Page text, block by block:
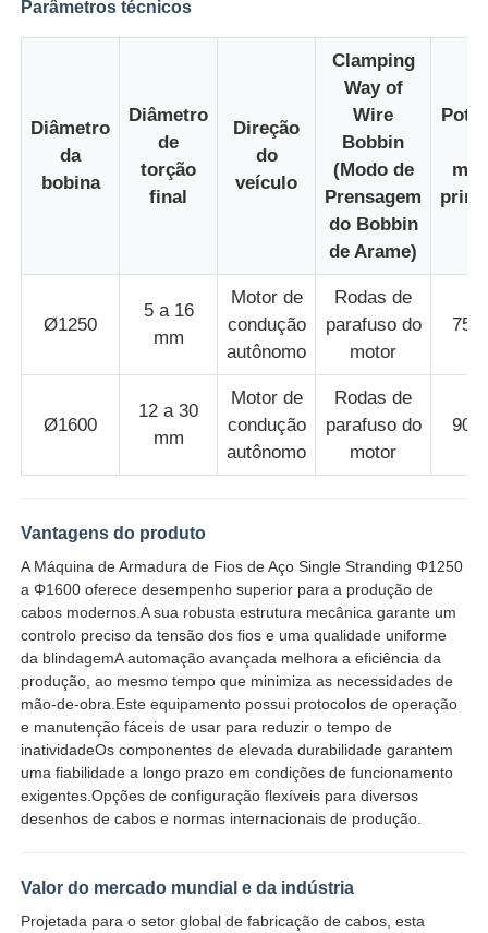
máquina de encalhamento do fio
Máquina de enrolar de dupla torção
Máquina de embalagem
Única máquina da torção
máquina de cablagem
Máquina de torcer pares
fio que coloca a máquina
máquina de rebobinar
transporte fora da máquina
Máquina de embalagem de cabo
Máquina de enrolar cabos
Parâmetros técnicos
Diâmetro
da
bobina
Diâmetro
de
torção
final
Direção
do
veículo
Clamping
Way of
Wire
Bobbin
(Modo de
Prensagem
do Bobbin
de Arame)
Ø1250
5 a 16
mm
Motor de
condução
autônomo
Rodas de
parafuso do
motor
75
Ø1600
12 a 30
mm
Motor de
condução
autônomo
Rodas de
parafuso do
motor
90
Vantagens do produto
A Máquina de Armadura de Fios de Aço Single Stranding Φ1250
a Φ1600 oferece desempenho superior para a produção de
cabos modernos.A sua robusta estrutura mecânica garante um
controlo preciso da tensão dos fios e uma qualidade uniforme
da blindagemA automação avançada melhora a eficiência da
produção, ao mesmo tempo que minimiza as necessidades de
mão-de-obra.Este equipamento possui protocolos de operação
e manutenção fáceis de usar para reduzir o tempo de
inatividadeOs componentes de elevada durabilidade garantem
uma fiabilidade a longo prazo em condições de funcionamento
exigentes.Opções de configuração flexíveis para diversos
desenhos de cabos e normas internacionais de produção.
Valor do mercado mundial e da indústria
Projetada para o setor global de fabricação de cabos, esta